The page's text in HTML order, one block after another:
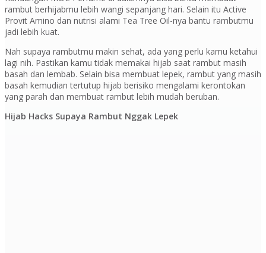
rambut berhijabmu lebih wangi sepanjang hari. Selain itu Active
Provit Amino dan nutrisi alami Tea Tree Oil-nya bantu rambutmu
jadi lebih kuat.
Nah supaya rambutmu makin sehat, ada yang perlu kamu ketahui
lagi nih. Pastikan kamu tidak memakai hijab saat rambut masih
basah dan lembab. Selain bisa membuat lepek, rambut yang masih
basah kemudian tertutup hijab berisiko mengalami kerontokan
yang parah dan membuat rambut lebih mudah beruban.
Hijab Hacks Supaya Rambut Nggak Lepek